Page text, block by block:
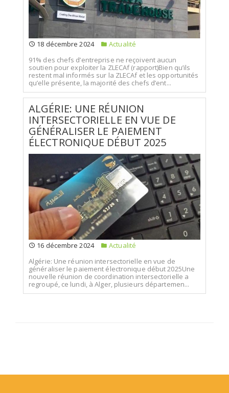
18 décembre 2024
Actualité
91% des chefs d’entreprise ne reçoivent aucun
soutien pour exploiter la ZLECAf (rapport)Bien qu’ils
restent mal informés sur la ZLECAf et les opportunités
qu’elle présente, la majorité des chefs d’ent...
ALGÉRIE: UNE RÉUNION
INTERSECTORIELLE EN VUE DE
GÉNÉRALISER LE PAIEMENT
ÉLECTRONIQUE DÉBUT 2025
16 décembre 2024
Actualité
Algérie: Une réunion intersectorielle en vue de
généraliser le paiement électronique début 2025Une
nouvelle réunion de coordination intersectorielle a
regroupé, ce lundi, à Alger, plusieurs départemen...